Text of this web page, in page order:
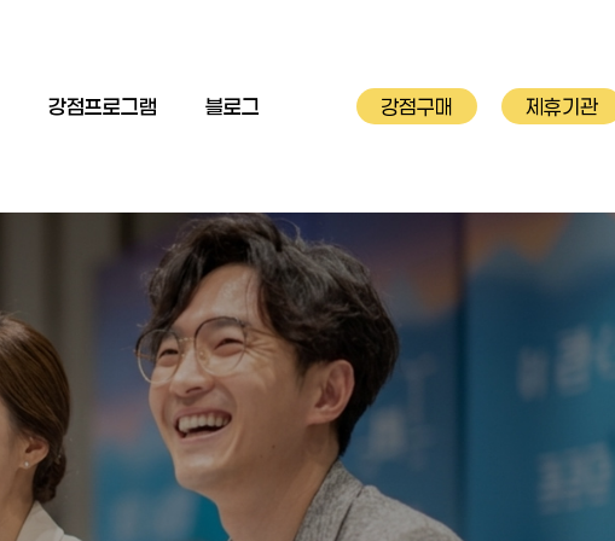
강점프로그램 블로그 강점구매 제휴기관